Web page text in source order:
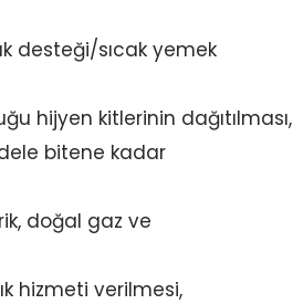
desteği/sıcak yemek
hijyen kitlerinin dağıtılması,
bitene kadar
doğal gaz ve
hizmeti verilmesi,